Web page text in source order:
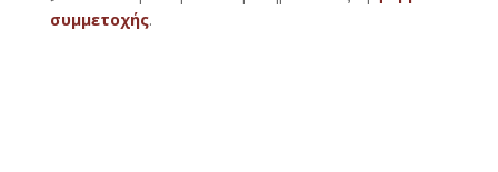
συμμετοχής.